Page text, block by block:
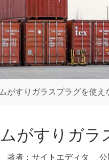
がすりガラスプラグを使え
がすりガラ
著者：サイトエディタ 公